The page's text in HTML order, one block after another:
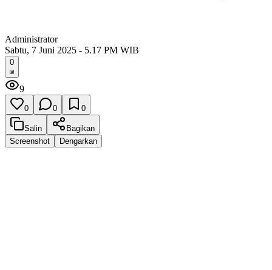
Administrator
Sabtu, 7 Juni 2025 - 5.17 PM WIB
0
9
0 0 0
Salin
Bagikan
Screenshot
Dengarkan